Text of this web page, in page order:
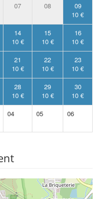
07 08
09
10 €
14
10 €
15
10 €
16
10 €
21
10 €
22
10 €
23
10 €
28
10 €
29
10 €
30
10 €
04 05 06